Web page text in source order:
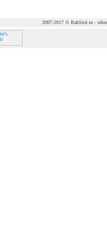
2007-2017 © RabStol.ru - обои